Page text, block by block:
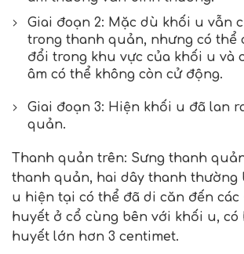
Giai đoạn 2: Mặc dù khối u vẫn
trong thanh quản, nhưng có thể
đổi trong khu vực của khối u và
âm có thể không còn cử động.
Giai đoạn 3: Hiện khối u đã lan
quản.
Thanh quản trên: Sưng thanh
thanh quản, hai dây thanh thường
u hiện tại có thể đã di căn đến các
huyết ở cổ cùng bên với khối u, có
huyết lớn hơn 3 centimet.